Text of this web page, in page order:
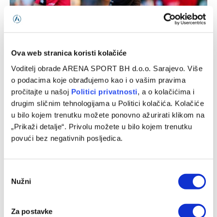
Ova web stranica koristi kolačiće
Voditelj obrade ARENA SPORT BH d.o.o. Sarajevo. Više
o podacima koje obrađujemo kao i o vašim pravima
pročitajte u našoj Politici privatnosti, a o kolačićima i
drugim sličnim tehnologijama u Politici kolačića. Kolačiće
u bilo kojem trenutku možete ponovno ažurirati klikom na
„Prikaži detalje“. Privolu možete u bilo kojem trenutku
povući bez negativnih posljedica.
Selection
Nužni
Za postavke
Luka Kulenović pred odlaskom iz Nizozemske
Tabaković zablistao u evropskom debiju i donio Salzburgu